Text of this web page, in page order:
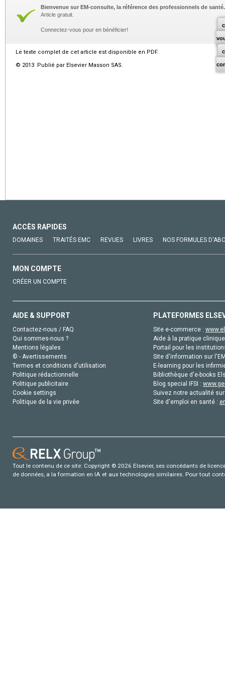
Bienvenue sur EM-consulte, la référence des professionnels de santé.
Article gratuit.
Connectez-vous pour en bénéficier!
Le texte complet de cet article est disponible en PDF.
© 2013 Publié par Elsevier Masson SAS.
ACCÈS RAPIDES
DOMAINES TRAITÉS EMC REVUES LIVRES NOS FORMULES
MON COMPTE
CRÉER UN COMPTE
AIDE & SUPPORT
Contactez-nous / FAQ
Qui sommes-nous ?
Mentions légales
© - Avertissements
Termes et conditions d'utilisation
Politique rédactionnelle
Politique publicitaire
Cookie settings
Politique de la vie privée
PLATEFORMES
Site e-commerce :
Aide à la pratique
Portail pour les
Site d'information sur
E-learning pour les
Bibliothèque d'e-books
Blog special IFSI :
Suivez notre actualité
Site d'emploi en santé :
Tout le contenu de ce site: Copyright © 2026 Elsevier, ses concédants de
de données, a la formation en IA et aux technologies similaires. Pour tout